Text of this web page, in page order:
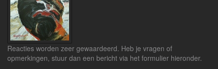
Reacties worden zeer gewaardeerd. Heb je vragen of
opmerkingen, stuur dan een bericht via het formulier hieronder.